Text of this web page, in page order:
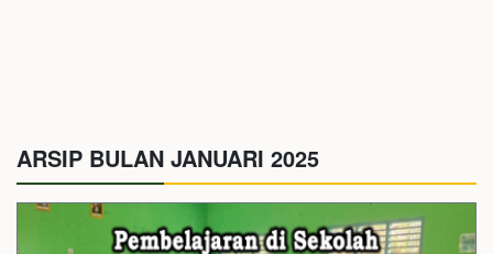
ARSIP BULAN JANUARI 2025